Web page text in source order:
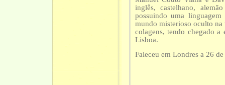
inglês, castelhano,
possuindo uma
mundo misterioso oculto na
colagens, tendo chegado a
Lisboa.
Faleceu em Londres a 26